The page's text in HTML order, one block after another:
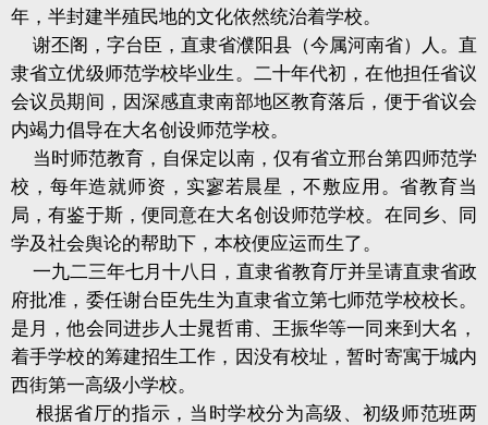
年，半封建半殖民地的文化依然统治着学校。
谢丕阁，字台臣，直隶省濮阳县（今属河南省）人。直
隶省立优级师范学校毕业生。二十年代初，在他担任省议
会议员期间，因深感直隶南部地区教育落后，便于省议会
内竭力倡导在大名创设师范学校。
当时师范教育，自保定以南，仅有省立邢台第四师范学
校，每年造就师资，实寥若晨星，不敷应用。省教育当
局，有鉴于斯，便同意在大名创设师范学校。在同乡、同
学及社会舆论的帮助下，本校便应运而生了。
一九二三年七月十八日，直隶省教育厅并呈请直隶省政
府批准，委任谢台臣先生为直隶省立第七师范学校校长。
是月，他会同进步人士晁哲甫、王振华等一同来到大名，
着手学校的筹建招生工作，因没有校址，暂时寄寓于城内
西街第一高级小学校。
根据省厅的指示，当时学校分为高级、初级师范班两